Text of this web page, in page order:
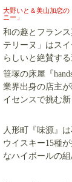
大野いと＆美山加恋
ニー」
和の趣とフラン
テリーヌ」はス
らしいと絶賛す
笹塚の床屋『
業界出身の店主
イセンスで挑む
人形町『味源』
ウイスキー15種
なハイボールの